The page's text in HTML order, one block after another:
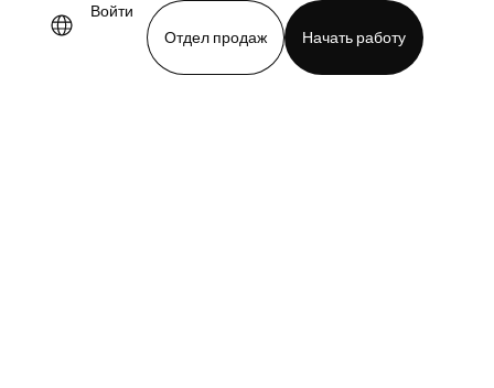
Войти
Отдел продаж
Начать работу